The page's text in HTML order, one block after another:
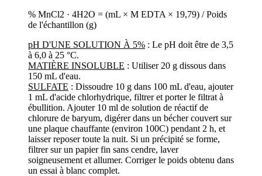
% MnCl2 · 4H2O = (mL × M EDTA × 19,79) / Poids
de l'échantillon (g)
pH D'UNE SOLUTION À 5% : Le pH doit être de 3,5
à 6,0 à 25 °C.
MATIÈRE INSOLUBLE : Utiliser 20 g dissous dans
150 mL d'eau.
SULFATE : Dissoudre 10 g dans 100 mL d'eau, ajouter
1 mL d'acide chlorhydrique, filtrer et porter le filtrat à
ébullition. Ajouter 10 ml de solution de réactif de
chlorure de baryum, digérer dans un bécher couvert sur
une plaque chauffante (environ 100C) pendant 2 h, et
laisser reposer toute la nuit. Si un précipité se forme,
filtrer sur un papier fin sans cendre, laver
soigneusement et allumer. Corriger le poids obtenu dans
un essai à blanc complet.